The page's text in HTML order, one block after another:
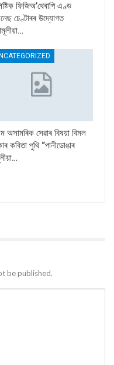
ফিজিঅ’থেৰাপি এণ্ড
চেণ্টাৰৰ উদ্যোগত
অসামৰিক সেৱাৰ বিষয়া বিমল
কবিতা পুথি “পানীডোঙাৰ
be published.